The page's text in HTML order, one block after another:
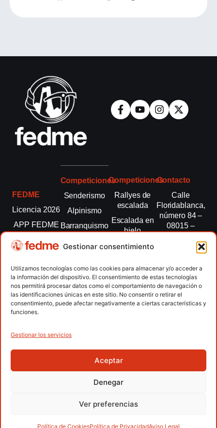
Gestionar consentimiento
Utilizamos tecnologías como las cookies para almacenar y/o acceder a
la información del dispositivo. El consentimiento de estas tecnologías
nos permitirá procesar datos como el comportamiento de navegación o
las identificaciones únicas en este sitio. No consentir o retirar el
consentimiento, puede afectar negativamente a ciertas características y
funciones.
Gestionar los servicios
Aceptar
Denegar
Ver preferencias
Política de CookiesPolítica de PrivacidadAviso Legal
FEDME
Licencia 2026
APP FEDME
Transparencia
autonómicas
Clubes
Contacto
Competiciones
Senderismo
Alpinismo
Barranquismo
montaña
Escalada
Escalada
paralimpica
Competiciones
Rallyes de
escalada
Escalada en
hielo
Esquí de
Marcha
Nórdica
Raquetas de
nieve
Contacto
Calle
Floridablanca,
número 84 –
08015 –
fedme@fedme.es
934 264 267
Copyright © 2026 Federación Española de Deportes de
Montaña y Escalada | Desarrollado porTOOOLS
Política de Privacidad APPAccesibilidad